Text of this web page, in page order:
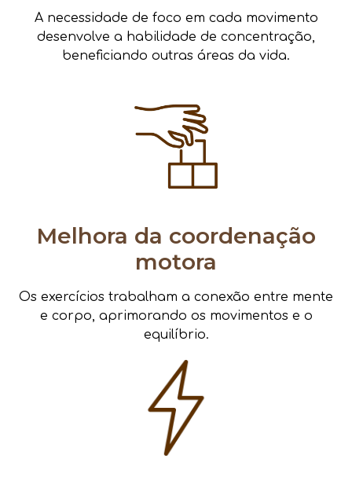
A necessidade de foco em cada movimento
desenvolve a habilidade de concentração,
beneficiando outras áreas da vida.
Melhora da coordenação
motora
Os exercícios trabalham a conexão entre mente
e corpo, aprimorando os movimentos e o
equilíbrio.